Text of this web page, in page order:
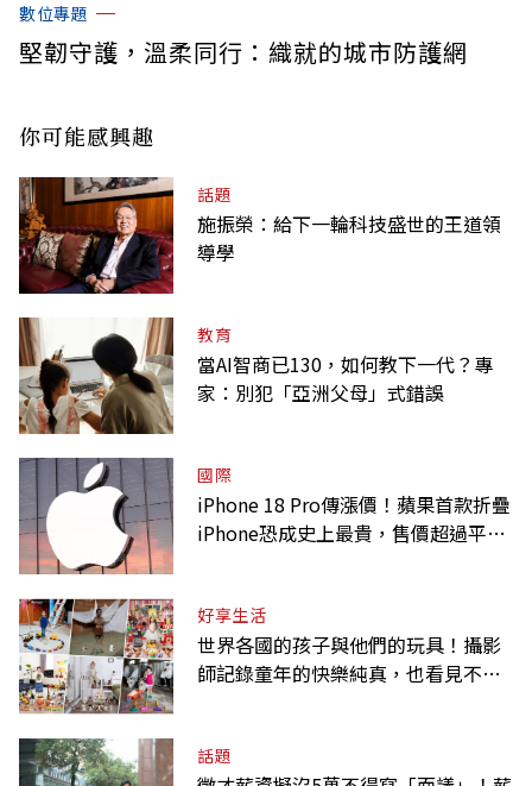
數位專題
堅韌守護，溫柔同行：織就的城市防護網
你可能感興趣
話題
施振榮：給下一輪科技盛世的王道領
導學
教育
當AI智商已130，如何教下一代？專
家：別犯「亞洲父母」式錯誤
國際
iPhone 18 Pro傳漲價！蘋果首款折疊
iPhone恐成史上最貴，售價超過平均
好享生活
世界各國的孩子與他們的玩具！攝影
師記錄童年的快樂純真，也看見不同
話題